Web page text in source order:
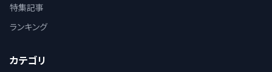
特集記事
ランキング
カテゴリ